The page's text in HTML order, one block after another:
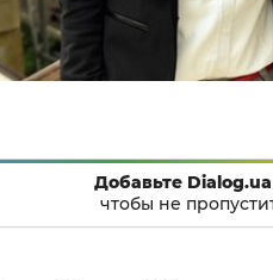
Добавьте
чтобы не